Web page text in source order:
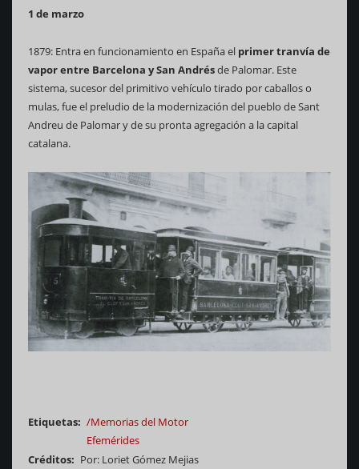
1 de marzo
1879: Entra en funcionamiento en España el primer tranvía de
vapor entre Barcelona y San Andrésde Palomar. Este
sistema, sucesor del primitivo vehículo tirado por caballos o
mulas, fue el preludio de la modernización del pueblo de Sant
Andreu de Palomar y de su pronta agregación a la capital
catalana.
Etiquetas
/Memorias del Motor
Efemérides
Créditos
Por: Loriet Gómez Mejias